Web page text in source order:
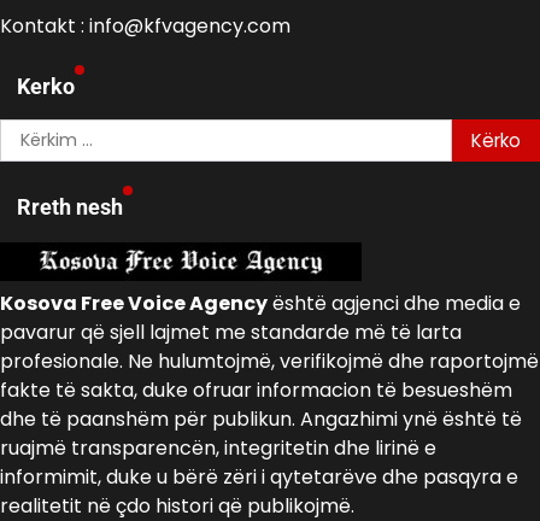
Kontakt : info@kfvagency.com
Kerko
Kërko
për:
Rreth nesh
Kosova Free Voice Agencyështë agjenci dhe media e
pavarur që sjell lajmet me standarde më të larta
profesionale. Ne hulumtojmë, verifikojmë dhe raportojmë
fakte të sakta, duke ofruar informacion të besueshëm
dhe të paanshëm për publikun. Angazhimi ynë është të
ruajmë transparencën, integritetin dhe lirinë e
informimit, duke u bërë zëri i qytetarëve dhe pasqyra e
realitetit në çdo histori që publikojmë.